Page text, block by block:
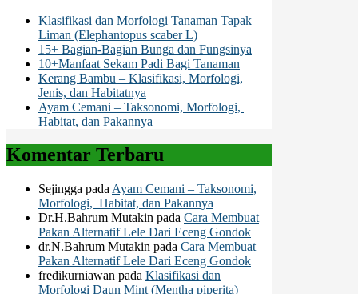
Klasifikasi dan Morfologi Tanaman Tapak
Liman (Elephantopus scaber L)
15+ Bagian-Bagian Bunga dan Fungsinya
10+Manfaat Sekam Padi Bagi Tanaman
Kerang Bambu – Klasifikasi, Morfologi,
Jenis, dan Habitatnya
Ayam Cemani – Taksonomi, Morfologi,
Habitat, dan Pakannya
Komentar Terbaru
Sejingga pada Ayam Cemani – Taksonomi,
Morfologi, Habitat, dan Pakannya
Dr.H.Bahrum Mutakin pada Cara Membuat
Pakan Alternatif Lele Dari Eceng Gondok
dr.N.Bahrum Mutakin pada Cara Membuat
Pakan Alternatif Lele Dari Eceng Gondok
fredikurniawan pada Klasifikasi dan
Morfologi Daun Mint (Mentha piperita)